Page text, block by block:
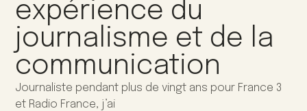
expérience du
journalisme et de la
communication
Journaliste pendant plus de vingt ans pour France 3
et Radio France, j’ai